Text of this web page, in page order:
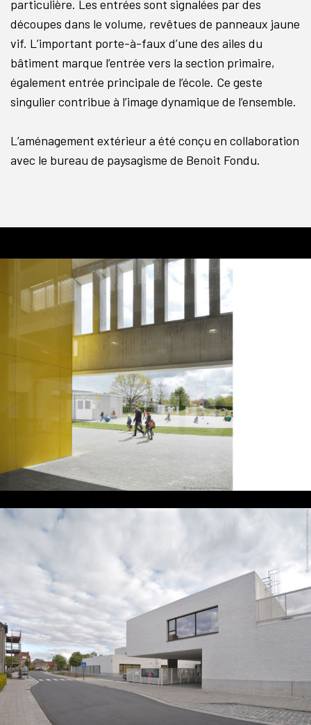
particulière. Les entrées sont signalées par des
découpes dans le volume, revêtues de panneaux jaune
vif. L’important porte-à-faux d’une des ailes du
bâtiment marque l’entrée vers la section primaire,
également entrée principale de l’école. Ce geste
singulier contribue à l’image dynamique de l’ensemble.
L’aménagement extérieur a été conçu en collaboration
avec le bureau de paysagisme de Benoit Fondu.